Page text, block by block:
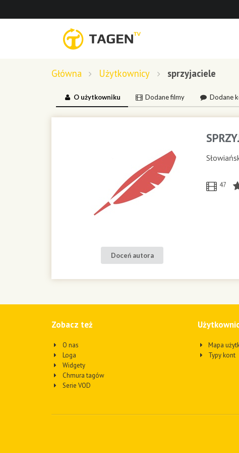
Główna Użytkownicy sprzyjaciele
O użytkowniku Dodane filmy Dodane
Doceń autora
47
Zobacz też
O nas
Loga
Widgety
Chmura tagów
Serie VOD
Mapa
Typy kont